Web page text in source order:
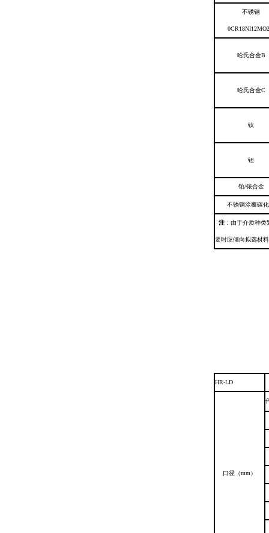
不锈钢
哈氏合金B
哈氏合金C
钛
钽
铂/铱合金
不锈钢涂覆碳
注 ：由于介质种
要时应倾向拟选材
HR-LD
口径（mm）